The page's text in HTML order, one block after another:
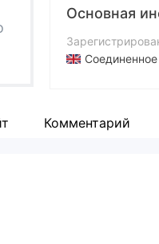
Основная
Компания
Комментарий